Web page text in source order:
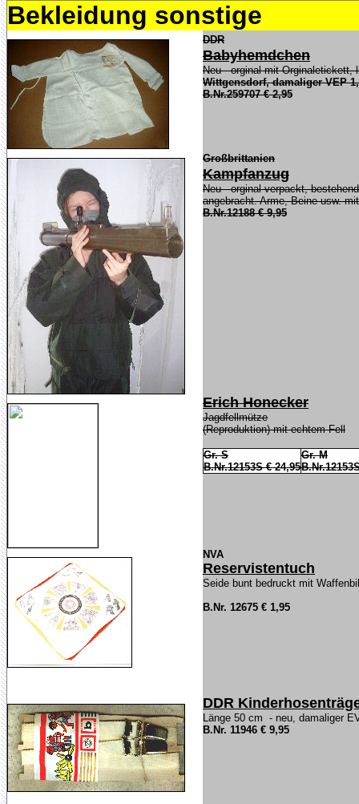
Bekleidung sonstige
DDR
Babyhemdchen
Neu - orginal mit
Wittgensdorf, damaliger VEP
B.Nr.259707 € 2,95
Großbrittanien
Kampfanzug
Neu - orginal verpackt,
angebracht. Arme, Beine usw.
B.Nr.12188 € 9,95
Erich Honecker
Jagdfellmütze
(Reproduktion) mit echtem Fell
Gr. S
B.Nr.12153S € 24,95
Gr. M
NVA
Reservistentuch
Seide bunt bedruckt mit
B.Nr. 12675 € 1,95
DDR
Länge 50 cm - neu, damaliger
B.Nr. 11946 € 9,95